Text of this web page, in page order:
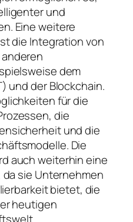
und
Eine weitere
die Integration von
dem
und der Blockchain.
für die
die
und die
Die
auch weiterhin eine
sie Unternehmen
bietet, die
heutigen